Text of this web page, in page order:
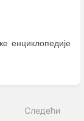
енциклопедије
Следећи